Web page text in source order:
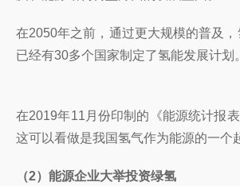
在2050年之前，通过更大规模的普及
已经有30多个国家制定了氢能发展计划。
在2019年11月份印制的《能源统计报
这可以看做是我国氢气作为能源的一个
（2）能源企业大举投资绿氢